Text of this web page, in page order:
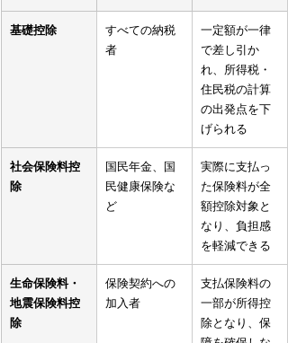
基礎控除
すべての納税
者
一定額が一律
で差し引か
れ、所得税・
住民税の計算
の出発点を下
げられる
社会保険料控
除
国民年金、国
民健康保険な
ど
実際に支払っ
た保険料が全
額控除対象と
なり、負担感
を軽減できる
生命保険料・
地震保険料控
除
保険契約への
加入者
支払保険料の
一部が所得控
除となり、保